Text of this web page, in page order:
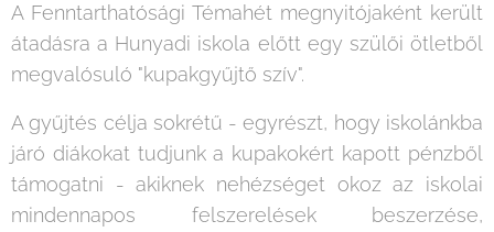
A Fenntarthatósági Témahét megnyitójaként került
átadásra a Hunyadi iskola előtt egy szülői ötletből
megvalósuló "kupakgyűjtő szív".
A gyűjtés célja sokrétű - egyrészt, hogy iskolánkba
járó diákokat tudjunk a kupakokért kapott pénzből
támogatni - akiknek nehézséget okoz az iskolai
mindennapos felszerelések beszerzése,